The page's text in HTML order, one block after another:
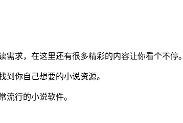
求，在这里还有很多精彩的内容让你看个不停。
到你自己想要的小说资源。
流行的小说软件。